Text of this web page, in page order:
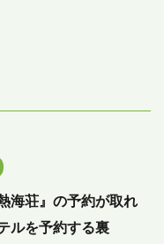
海荘』の予約が取れ
ルを予約する裏